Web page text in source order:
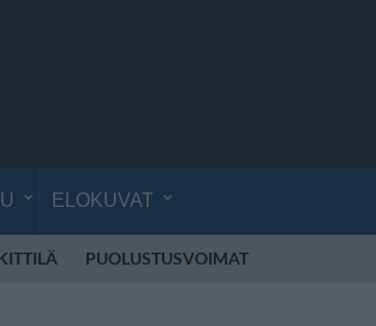
ELOKUVAT
PUOLUSTUSVOIMAT